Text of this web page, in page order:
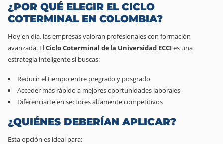
¿POR QUÉ ELEGIR EL CICLO
COTERMINAL EN COLOMBIA?
Hoy en día, las empresas valoran profesionales con formación
avanzada. ElCiclo Coterminal de la Universidad ECCIes una
estrategia inteligente si buscas:
Reducir el tiempo entre pregrado y posgrado
Acceder más rápido a mejores oportunidades laborales
Diferenciarte en sectores altamente competitivos
¿QUIÉNES DEBERÍAN APLICAR?
Esta opción es ideal para: